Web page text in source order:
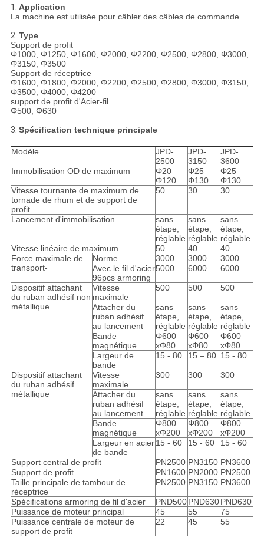
1. Application
La machine est utilisée pour câbler des câbles de commande.
2. Type
Support de profit
Φ1000, Φ1250, Φ1600, Φ2000, Φ2200, Φ2500, Φ2800, Φ3000,
Φ3150, Φ3500
Support de réceptrice
Φ1600, Φ1800, Φ2000, Φ2200, Φ2500, Φ2800, Φ3000, Φ3150,
Φ3500, Φ4000, Φ4200
support de profit d'Acier-fil
Φ500, Φ630
3. Spécification technique principale
Modèle
JPD-
2500
JPD-
3150
JPD-
3600
Immobilisation OD de maximum
Φ20 –
Φ120
Φ25 –
Φ130
Φ25 –
Φ130
Vitesse tournante de maximum de
tornade de rhum et de support de
profit
50 30 30
Lancement d'immobilisation
sans
étape,
réglable
sans
étape,
réglable
sans
étape,
réglable
Vitesse linéaire de maximum
50 40
40
Force maximale de
transport-
Norme 3000 3000
3000
Avec le fil d'acier
96pcs armoring
5000 6000 6000
Dispositif attachant
du ruban adhésif non
métallique
Vitesse
maximale
500 500 500
Attacher du
ruban adhésif
au lancement
sans
étape,
réglable
sans
étape,
réglable
sans
étape,
réglable
Bande
magnétique
Φ600
xΦ80
Φ600
xΦ80
Φ600
xΦ80
Largeur de
bande
15 - 80 15 – 80 15 - 80
Dispositif attachant
du ruban adhésif
métallique
Vitesse
maximale
300 300 300
Attacher du
ruban adhésif
au lancement
sans
étape,
réglable
sans
étape,
réglable
sans
étape,
réglable
Bande
magnétique
Φ800
xΦ200
Φ800
xΦ200
Φ800
xΦ200
Largeur en acier
de bande
15 - 60 15 - 60 15 - 60
Support central de profit PN2500 PN3150 PN3600
Support de profit
PN1600 PN2000 PN2500
Taille principale de tambour de
réceptrice
PN2500 PN3150 PN3600
Spécifications armoring de fil d'acier PND500PND630PND630
Puissance de moteur principal
45 55
75
Puissance centrale de moteur de
support de profit
22 45 55